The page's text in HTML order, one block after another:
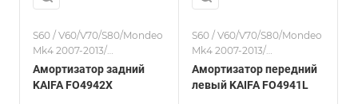
S60 / V60/V70/S80/Mondeo
Mk4 2007-2013/
Амортизаторы
Амортизатор задний
KAIFA FO4942X
S60 / V60/V70/S80/Mondeo
Mk4 2007-2013/
Амортизаторы
Амортизатор передний
левый KAIFA FO4941L